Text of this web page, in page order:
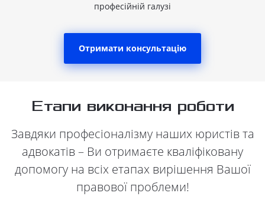
професійній галузі
Отримати консультацію
Етапи виконання роботи
Завдяки професіоналізму наших юристів та
адвокатів – Ви отримаєте кваліфіковану
допомогу на всіх етапах вирішення Вашої
правової проблеми!